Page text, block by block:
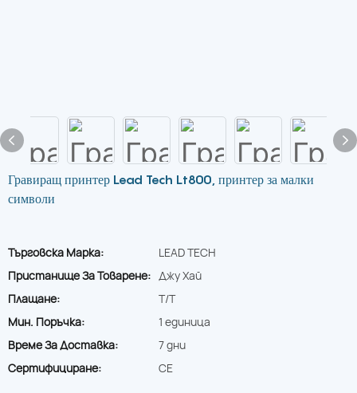
Гравиращ принтер Lead Tech Lt800, принтер за малки
символи
Търговска Марка:
LEAD TECH
Пристанище За Товарене: Джу Хай
Плащане:
T/T
Мин. Поръчка:
1 единица
Време За Доставка:
7 дни
Сертифициране:
CE